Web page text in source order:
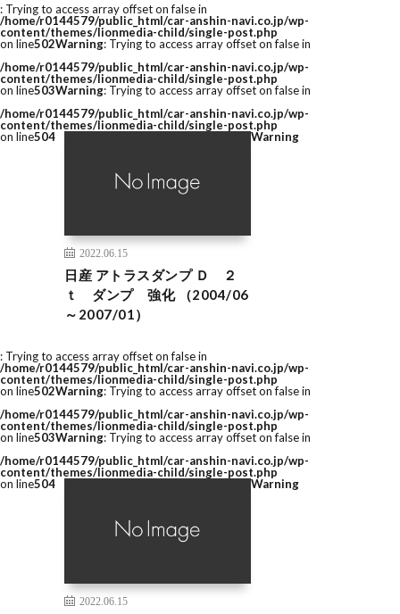
: Trying to access array offset on false in
/home/r0144579/public_html/car-anshin-navi.co.jp/wp-
content/themes/lionmedia-child/single-post.php
on line502Warning: Trying to access array offset on false in
/home/r0144579/public_html/car-anshin-navi.co.jp/wp-
content/themes/lionmedia-child/single-post.php
on line503Warning: Trying to access array offset on false in
/home/r0144579/public_html/car-anshin-navi.co.jp/wp-
content/themes/lionmedia-child/single-post.php
on line504
2022.06.15
日産 アトラスダンプ Ｄ ２
ｔ ダンプ 強化 （2004/06
～2007/01）
Warning
: Trying to access array offset on false in
/home/r0144579/public_html/car-anshin-navi.co.jp/wp-
content/themes/lionmedia-child/single-post.php
on line502Warning: Trying to access array offset on false in
/home/r0144579/public_html/car-anshin-navi.co.jp/wp-
content/themes/lionmedia-child/single-post.php
on line503Warning: Trying to access array offset on false in
/home/r0144579/public_html/car-anshin-navi.co.jp/wp-
content/themes/lionmedia-child/single-post.php
on line504
2022.06.15
Warning